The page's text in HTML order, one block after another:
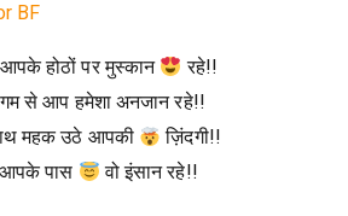
BF
आपके होठों पर मुस्कान
रहे!!
गम से आप हमेशा अनजान रहे!!
महक उठे आपकी
ज़िंदगी!!
पास
वो इंसान रहे!!